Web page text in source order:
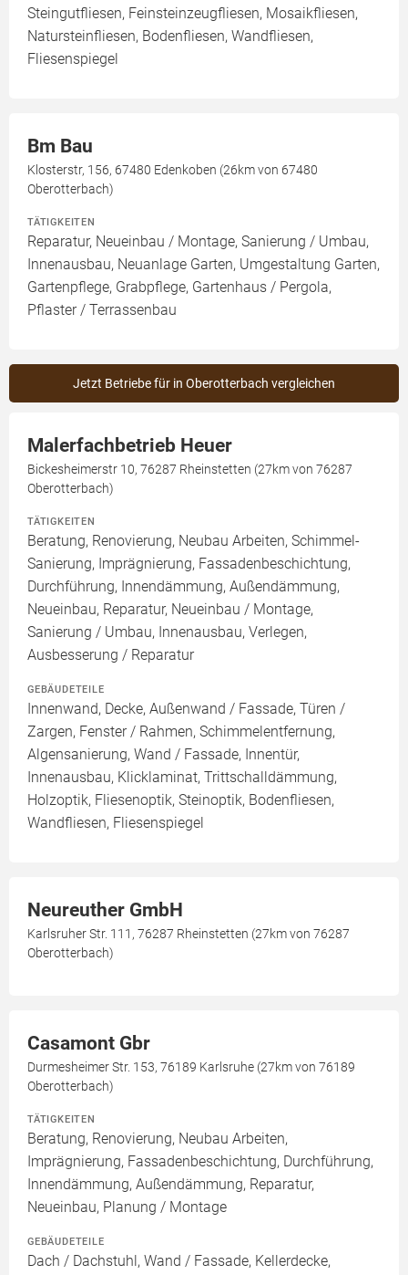
Steingutfliesen, Feinsteinzeugfliesen, Mosaikfliesen,
Natursteinfliesen, Bodenfliesen, Wandfliesen,
Fliesenspiegel
Bm Bau
Klosterstr, 156, 67480 Edenkoben (26km von 67480
Oberotterbach)
TÄTIGKEITEN
Reparatur, Neueinbau / Montage, Sanierung / Umbau,
Innenausbau, Neuanlage Garten, Umgestaltung Garten,
Gartenpflege, Grabpflege, Gartenhaus / Pergola,
Pflaster / Terrassenbau
Jetzt Betriebe für in Oberotterbach vergleichen
Malerfachbetrieb Heuer
Bickesheimerstr 10, 76287 Rheinstetten (27km von 76287
Oberotterbach)
TÄTIGKEITEN
Beratung, Renovierung, Neubau Arbeiten, Schimmel-
Sanierung, Imprägnierung, Fassadenbeschichtung,
Durchführung, Innendämmung, Außendämmung,
Neueinbau, Reparatur, Neueinbau / Montage,
Sanierung / Umbau, Innenausbau, Verlegen,
Ausbesserung / Reparatur
GEBÄUDETEILE
Innenwand, Decke, Außenwand / Fassade, Türen /
Zargen, Fenster / Rahmen, Schimmelentfernung,
Algensanierung, Wand / Fassade, Innentür,
Innenausbau, Klicklaminat, Trittschalldämmung,
Holzoptik, Fliesenoptik, Steinoptik, Bodenfliesen,
Wandfliesen, Fliesenspiegel
Neureuther GmbH
Karlsruher Str. 111, 76287 Rheinstetten (27km von 76287
Oberotterbach)
Casamont Gbr
Durmesheimer Str. 153, 76189 Karlsruhe (27km von 76189
Oberotterbach)
TÄTIGKEITEN
Beratung, Renovierung, Neubau Arbeiten,
Imprägnierung, Fassadenbeschichtung, Durchführung,
Innendämmung, Außendämmung, Reparatur,
Neueinbau, Planung / Montage
GEBÄUDETEILE
Dach / Dachstuhl, Wand / Fassade, Kellerdecke,